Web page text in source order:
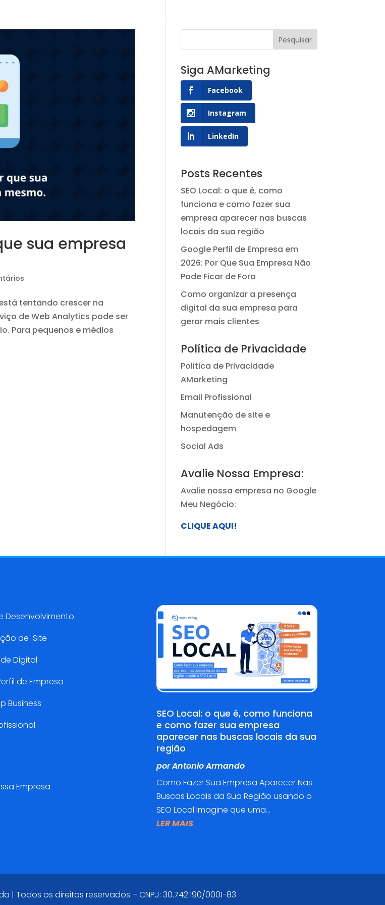
Blog AMarketing
sua empresa
tentando crescer na
de Web Analytics pode ser
Para pequenos e médios
Siga AMarketing
Facebook
Instagram
LinkedIn
Posts Recentes
SEO Local: o que é, como
funciona e como fazer sua
empresa aparecer nas buscas
locais da sua região
Google Perfil de Empresa em
2026: Por Que Sua Empresa Não
Pode Ficar de Fora
Como organizar a presença
digital da sua empresa para
gerar mais clientes
Política de Privacidade
Politica de Privacidade
AMarketing
Email Profissional
Manutenção de site e
hospedagem
Social Ads
Avalie Nossa Empresa:
Avalie nossa empresa no Google
Meu Negócio:
CLIQUE AQUI!
Desenvolvimento
de Site
Digital
de Empresa
Business
Empresa
SEO Local: o que é, como funciona
e como fazer sua empresa
aparecer nas buscas locais da sua
região
porAntonio Armando
Como Fazer Sua Empresa Aparecer Nas
Buscas Locais da Sua Região usando o
SEO Local Imagine que uma...
LER MAIS
| Todos os direitos reservados – CNPJ: 30.742.190/0001-83